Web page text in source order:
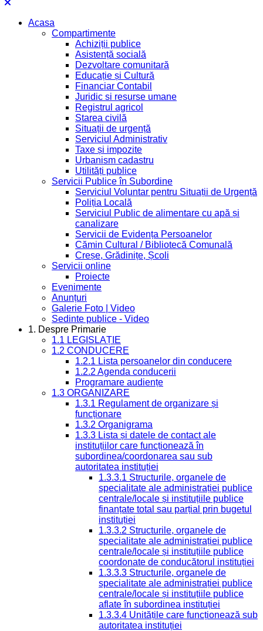
Acasa
Compartimente
Achiziții publice
Asistență socială
Dezvoltare comunitară
Educație și Cultură
Financiar Contabil
Juridic si resurse umane
Registrul agricol
Starea civilă
Situații de urgență
Serviciul Administrativ
Taxe și impozite
Urbanism cadastru
Utilități publice
Servicii Publice în Subordine
Serviciul Voluntar pentru Situații de Urgență
Poliția Locală
Serviciul Public de alimentare cu apă și
canalizare
Servicii de Evidența Persoanelor
Cămin Cultural / Bibliotecă Comunală
Creșe, Grădinițe, Școli
Servicii online
Proiecte
Evenimente
Anunțuri
Galerie Foto | Video
Sedinte publice - Video
1. Despre Primarie
1.1 LEGISLAȚIE
1.2 CONDUCERE
1.2.1 Lista persoanelor din conducere
1.2.2 Agenda conducerii
Programare audiențe
1.3 ORGANIZARE
1.3.1 Regulament de organizare și
funcționare
1.3.2 Organigrama
1.3.3 Lista și datele de contact ale
instituțiilor care funcționează în
subordinea/coordonarea sau sub
autoritatea instituției
1.3.3.1 Structurile, organele de
specialitate ale administrației publice
centrale/locale și instituțiile publice
finanțate total sau parțial prin bugetul
instituției
1.3.3.2 Structurile, organele de
specialitate ale administrației publice
centrale/locale și instituțiile publice
coordonate de conducătorul instituției
1.3.3.3 Structurile, organele de
specialitate ale administrației publice
centrale/locale și instituțiile publice
aflate în subordinea instituției
1.3.3.4 Unitățile care funcționează sub
autoritatea instituției